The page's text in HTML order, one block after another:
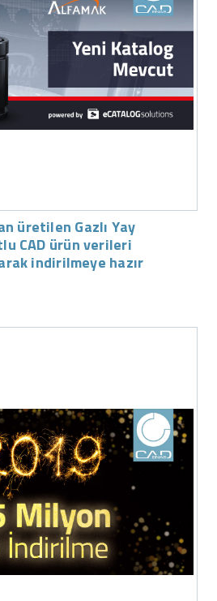
üretilen Gazlı Yay
CAD ürün verileri
indirilmeye hazır